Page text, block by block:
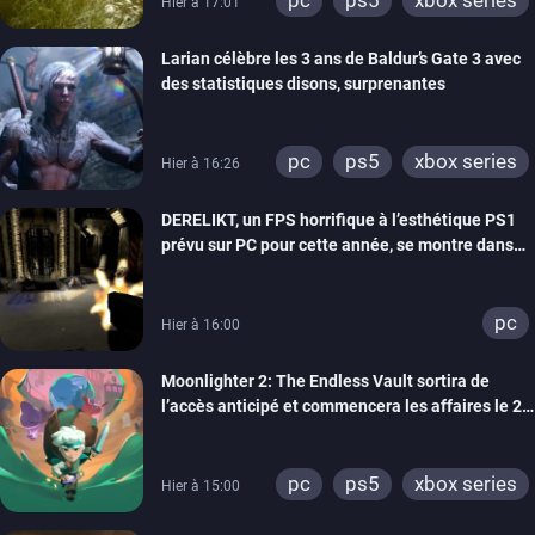
Larian célèbre les 3 ans de Baldur’s Gate 3 avec
des statistiques disons, surprenantes
Hier à 16:26 pc ps5 xbox series
DERELIKT, un FPS horrifique à l’esthétique PS1
prévu sur PC pour cette année, se montre dans
Hier à 16:00 pc
Moonlighter 2: The Endless Vault sortira de
l’accès anticipé et commencera les affaires le 2
Hier à 15:00 pc ps5 xbox series